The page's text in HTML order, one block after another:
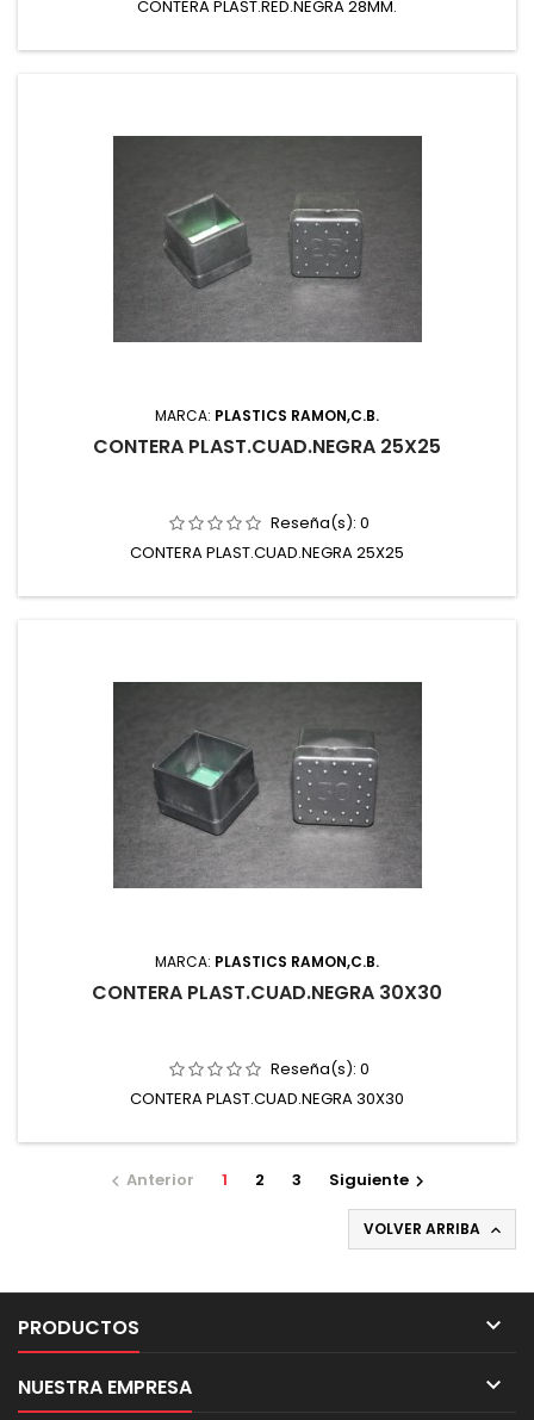
CONTERA PLAST.RED.NEGRA 28MM.
MARCA: PLASTICS RAMON,C.B.
CONTERA PLAST.CUAD.NEGRA 25X25
Reseña(s): 0
CONTERA PLAST.CUAD.NEGRA 25X25
MARCA: PLASTICS RAMON,C.B.
CONTERA PLAST.CUAD.NEGRA 30X30
Reseña(s): 0
CONTERA PLAST.CUAD.NEGRA 30X30
 Anterior 1 2 3 Siguiente
VOLVER ARRIBA 
PRODUCTOS 
NUESTRA EMPRESA 